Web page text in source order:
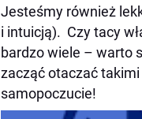
Jesteśmy również
i intuicją). Czy tacy
bardzo wiele – warto
zacząć otaczać
samopoczucie!